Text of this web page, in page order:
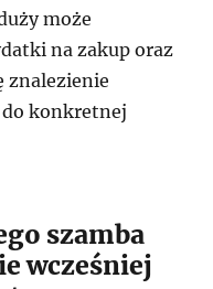
może
na zakup oraz
znalezienie
do konkretnej
szamba
wcześniej